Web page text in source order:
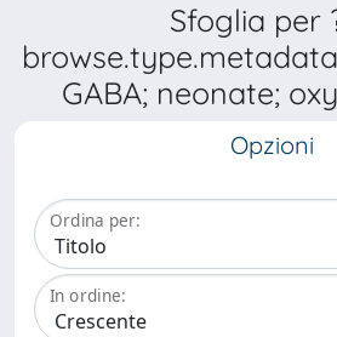
Sfoglia per
GABA; neonate;
Opzioni
Ordina per:
In ordine: